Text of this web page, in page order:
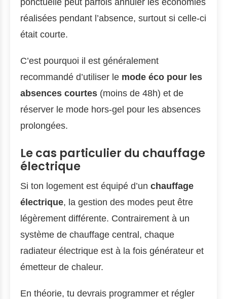
ponctuelle peut parfois annuler les économies
réalisées pendant l’absence, surtout si celle-ci
était courte.
C’est pourquoi il est généralement
recommandé d’utiliser le mode éco pour les
absences courtes (moins de 48h) et de
réserver le mode hors-gel pour les absences
prolongées.
Le cas particulier du chauffage
électrique
Si ton logement est équipé d’un chauffage
électrique, la gestion des modes peut être
légèrement différente. Contrairement à un
système de chauffage central, chaque
radiateur électrique est à la fois générateur et
émetteur de chaleur.
En théorie, tu devrais programmer et régler